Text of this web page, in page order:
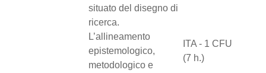
situato del disegno di
ricerca.
L’allineamento
epistemologico,
metodologico e
ITA - 1 CFU
(7 h.)